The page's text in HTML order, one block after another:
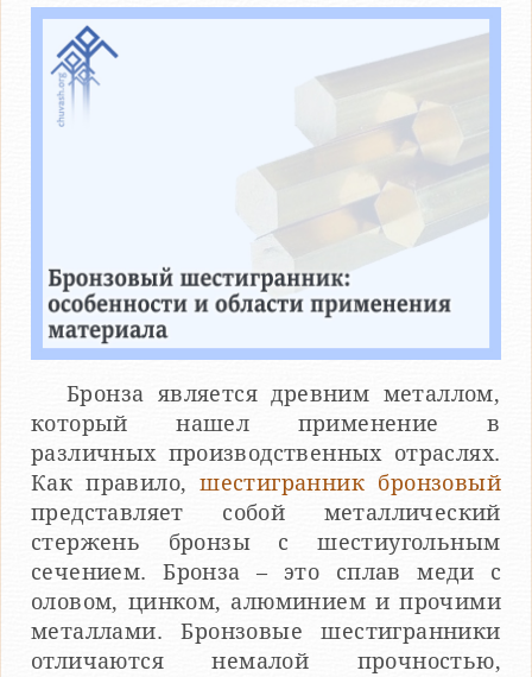
Бронза является древним металлом,
который нашел применение в
различных производственных отраслях.
Как правило,шестигранник бронзовый
представляет собой металлический
стержень бронзы с шестиугольным
сечением. Бронза – это сплав меди с
оловом, цинком, алюминием и прочими
металлами. Бронзовые шестигранники
отличаются немалой прочностью,